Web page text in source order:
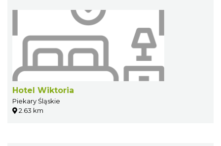
Hotel Wiktoria
Piekary Śląskie
2.63 km